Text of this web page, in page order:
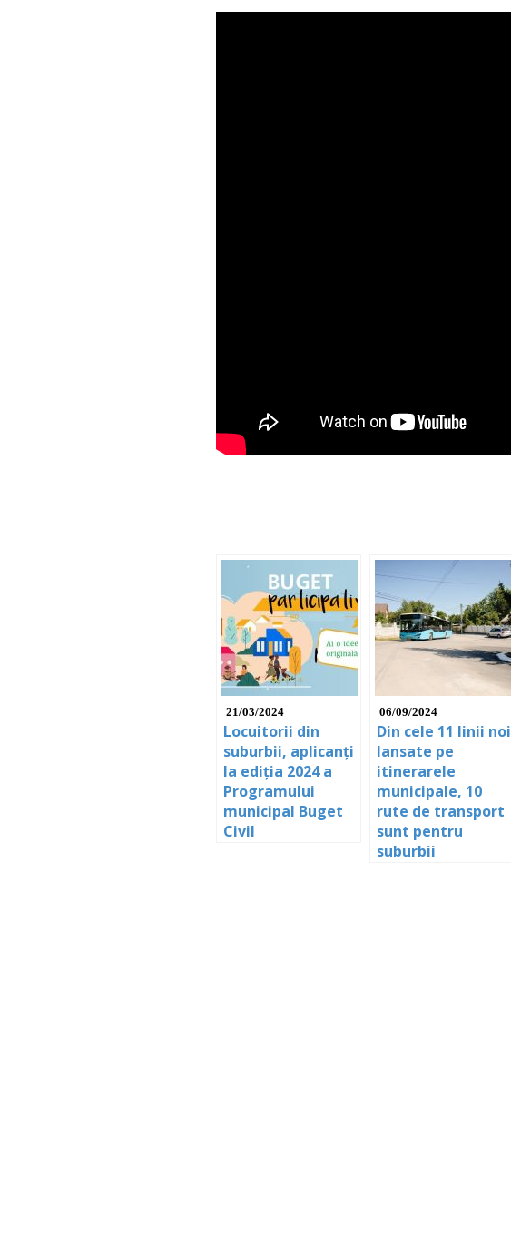
21/03/2024
Locuitorii din
suburbii, aplicanți
la ediția 2024 a
Programului
municipal Buget
Civil
06/09/2024
Din cele 11 linii noi
lansate pe
itinerarele
municipale, 10
rute de transport
sunt pentru
suburbii